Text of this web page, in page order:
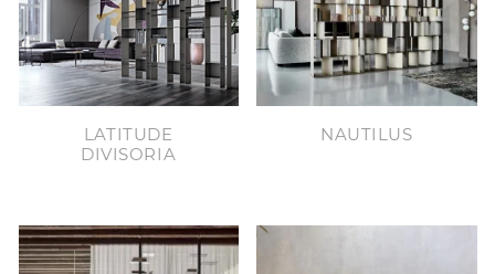
LATITUDE
DIVISORIA
NAUTILUS